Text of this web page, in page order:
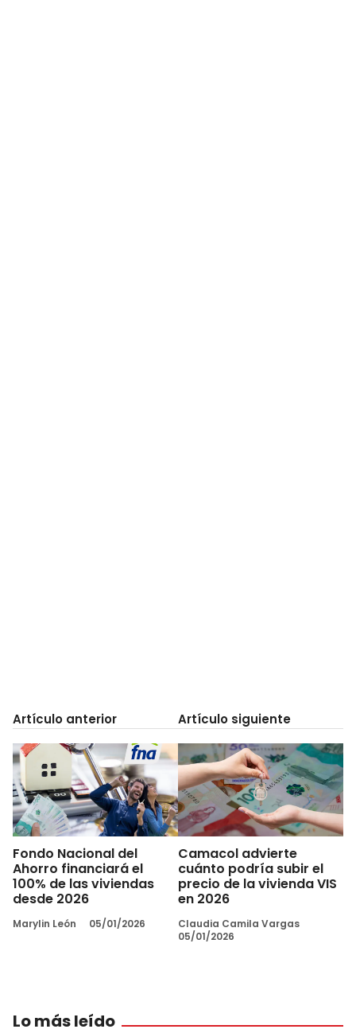
Artículo anterior
Fondo Nacional del
Ahorro financiará el
100% de las viviendas
desde 2026
Marylin León 05/01/2026
Artículo siguiente
Camacol advierte
cuánto podría subir el
precio de la vivienda VIS
en 2026
Claudia Camila Vargas
05/01/2026
Lo más leído